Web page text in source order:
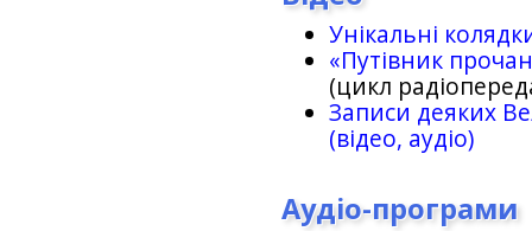
Унікальні
«Путівник
(цикл
Записи деяких
(відео, аудіо)
Аудіо-програми